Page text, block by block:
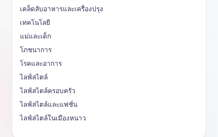
เคล็ดลับอาหารและเครื่องปรุง
เทคโนโลยี
แม่และเด็ก
โภชนาการ
โรคและอาการ
ไลฟ์สไตล์
ไลฟ์สไตล์ครอบครัว
ไลฟ์สไตล์และแฟชั่น
ไลฟ์สไตล์ในเมืองหนาว